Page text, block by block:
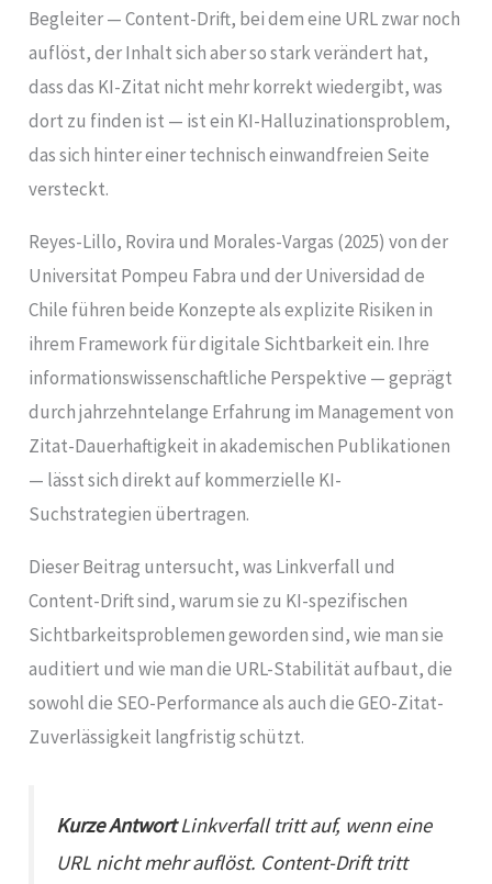
Begleiter — Content-Drift, bei dem eine URL zwar noch
auflöst, der Inhalt sich aber so stark verändert hat,
dass das KI-Zitat nicht mehr korrekt wiedergibt, was
dort zu finden ist — ist ein KI-Halluzinationsproblem,
das sich hinter einer technisch einwandfreien Seite
versteckt.
Reyes-Lillo, Rovira und Morales-Vargas (2025) von der
Universitat Pompeu Fabra und der Universidad de
Chile führen beide Konzepte als explizite Risiken in
ihrem Framework für digitale Sichtbarkeit ein. Ihre
informationswissenschaftliche Perspektive — geprägt
durch jahrzehntelange Erfahrung im Management von
Zitat-Dauerhaftigkeit in akademischen Publikationen
— lässt sich direkt auf kommerzielle KI-
Suchstrategien übertragen.
Dieser Beitrag untersucht, was Linkverfall und
Content-Drift sind, warum sie zu KI-spezifischen
Sichtbarkeitsproblemen geworden sind, wie man sie
auditiert und wie man die URL-Stabilität aufbaut, die
sowohl die SEO-Performance als auch die GEO-Zitat-
Zuverlässigkeit langfristig schützt.
Kurze AntwortLinkverfall tritt auf, wenn eine
URL nicht mehr auflöst. Content-Drift tritt